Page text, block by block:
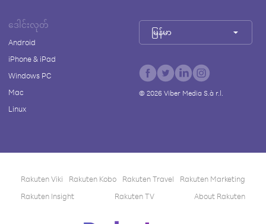
ဒေါင်းလုတ်
Android
iPhone & iPad
Windows PC
Mac
Linux
မြန်မာ
© 2026Viber Media S.à r.l.
Rakuten Viki Rakuten Kobo Rakuten Travel
Rakuten Marketing
Rakuten Insight
Rakuten TV About Rakuten